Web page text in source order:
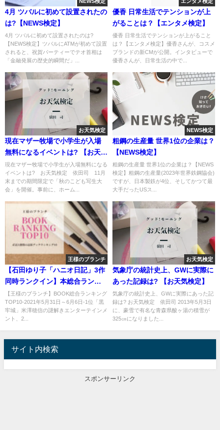
NEWS検定
4月 ツバルに初めて設置されたの
は?【NEWS検定】
4月 ツバルに初めて設置されたのは?
【NEWS検定】ツバルにATMが初めて設置
されると、祝賀パーティーでテオ首相は
「金融発展の歴史的瞬間だ」...
エンタメ検定
優香 日常生活でテンションが上
がることは？【エンタメ検定】
優香 日常生活でテンションが上がること
は？【エンタメ検定】優香さんが、コスメ
ブランドの新CMが公開。インタビューで
優香さんが、日常生活の中で...
お天気検定
現在マザー牧場で小学生が入場
無料になるイベントは? 【お天気
検定】
現在マザー牧場で小学生が入場無料になる
イベントは? お天気検定 依田司 11月
末までの期間限定で「秋のこども写生大
会」を開催。事前に、ホーム...
NEWS検定
粗鋼の生産量 世界1位の企業は？
【NEWS検定】
粗鋼の生産量 世界1位の企業は？【NEWS
検定】粗鋼の生産量(2023年世界鉄鋼協会)
ですが、日本製鉄が4位、そしてかつて最
大手だったUSス...
王様のブランチ
【石田ゆり子「ハニオ日記」3作
同時ランクイン】本総合ランキ
ングTOP10
【王様のブランチ】BOOK総合ランキング
TOP10-2021年5月31日～6月6日-1位「黒
牢城」米澤穂信の謎解きエンターテインメ
ント、2...
お天気検定
気象庁の統計史上、GWに実際に
あった記録は? 【お天気検定】
気象庁の統計史上、GWに実際にあった記
録は? お天気検定 依田司 2013年5月3日
に、豪雪で有名な青森県酸ヶ湯の積雪が
325㎝になりました...
サイト内検索
スポンサーリンク